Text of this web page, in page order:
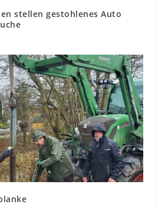
stellen gestohlenes Auto